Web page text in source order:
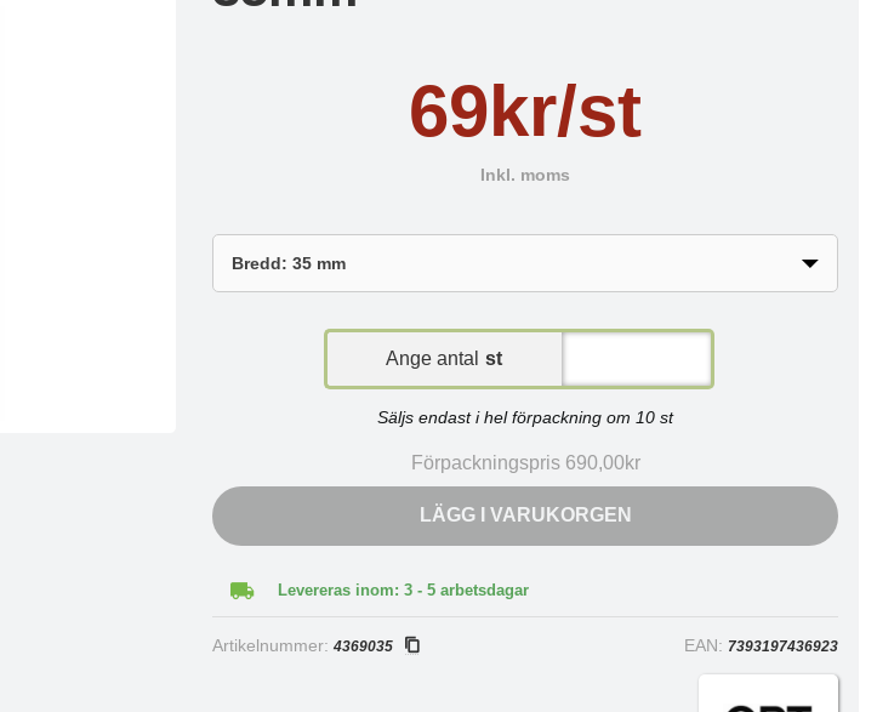
69kr/st
Inkl. moms
Ange antal st
Säljs endast i hel förpackning om 10 st
Förpackningspris 690,00kr
LÄGG I VARUKORGEN
Levereras inom: 3 - 5 arbetsdagar
Artikelnummer:4369035 EAN: 7393197436923